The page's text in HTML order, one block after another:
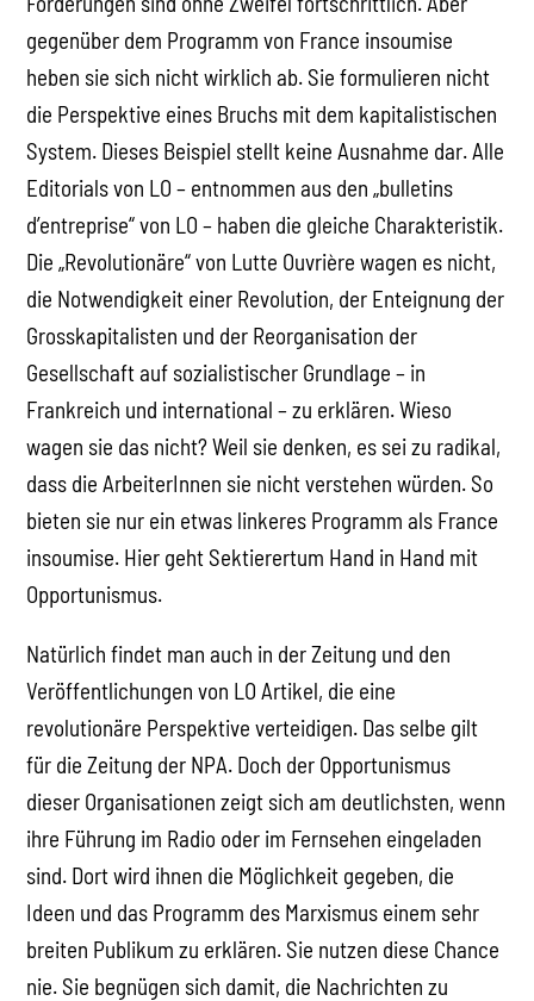
gegenüber dem Programm von France insoumise
heben sie sich nicht wirklich ab. Sie formulieren nicht
die Perspektive eines Bruchs mit dem kapitalistischen
System. Dieses Beispiel stellt keine Ausnahme dar. Alle
Editorials von LO – entnommen aus den „bulletins
d’entreprise“ von LO – haben die gleiche Charakteristik.
Die „Revolutionäre“ von Lutte Ouvrière wagen es nicht,
die Notwendigkeit einer Revolution, der Enteignung der
Grosskapitalisten und der Reorganisation der
Gesellschaft auf sozialistischer Grundlage – in
Frankreich und international – zu erklären. Wieso
wagen sie das nicht? Weil sie denken, es sei zu radikal,
dass die ArbeiterInnen sie nicht verstehen würden. So
bieten sie nur ein etwas linkeres Programm als France
insoumise. Hier geht Sektierertum Hand in Hand mit
Opportunismus.
Natürlich findet man auch in der Zeitung und den
Veröffentlichungen von LO Artikel, die eine
revolutionäre Perspektive verteidigen. Das selbe gilt
für die Zeitung der NPA. Doch der Opportunismus
dieser Organisationen zeigt sich am deutlichsten, wenn
ihre Führung im Radio oder im Fernsehen eingeladen
sind. Dort wird ihnen die Möglichkeit gegeben, die
Ideen und das Programm des Marxismus einem sehr
breiten Publikum zu erklären. Sie nutzen diese Chance
nie. Sie begnügen sich damit, die Nachrichten zu